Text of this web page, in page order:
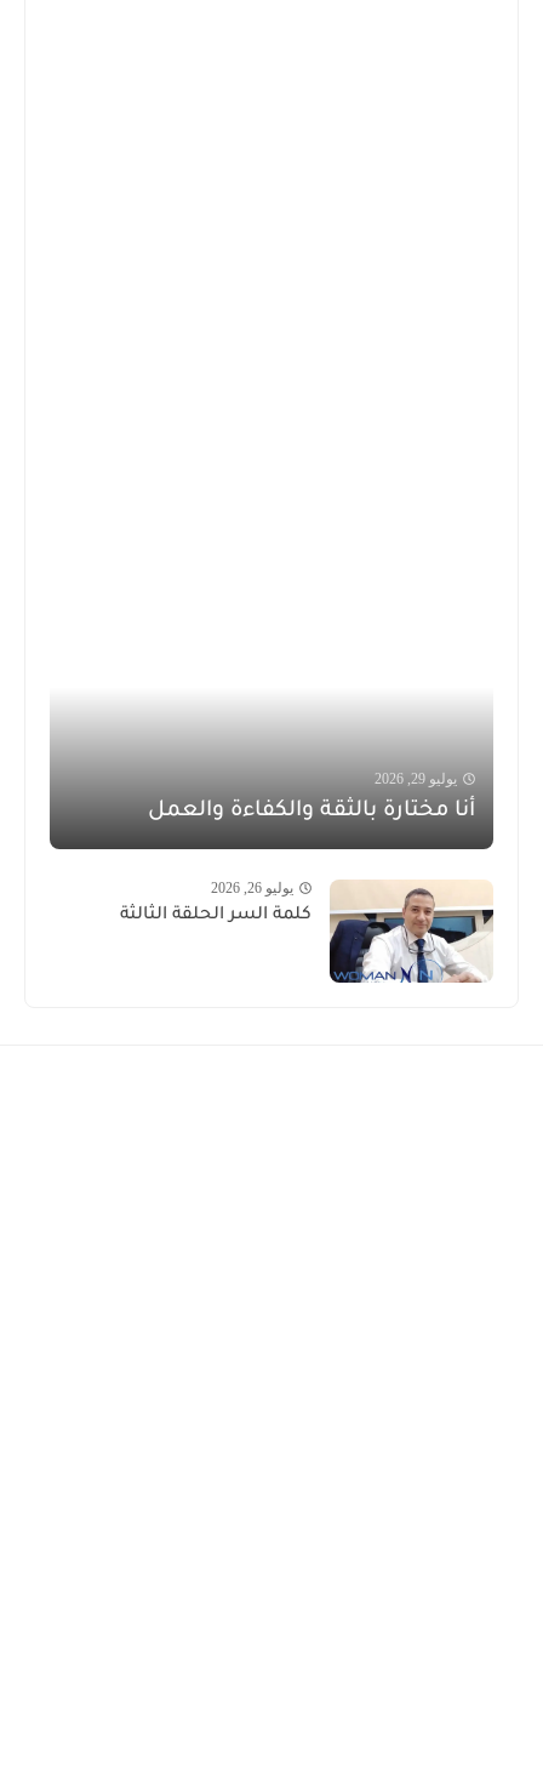
يوليو 29, 2026
أنا مختارة بالثقة والكفاءة والعمل
يوليو 26, 2026
كلمة السر الحلقة الثالثة